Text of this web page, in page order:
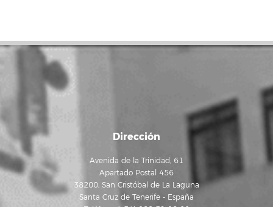
Dirección
Avenida de la Trinidad, 61
Apartado Postal 456
38200, San Cristóbal de La Laguna
Santa Cruz de Tenerife - España